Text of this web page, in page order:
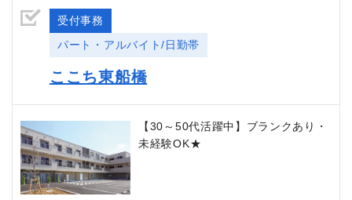
受付事務
パート・アルバイト/日勤帯
ここち東船橋
【30～50代活躍中】ブランクあり・
未経験OK★